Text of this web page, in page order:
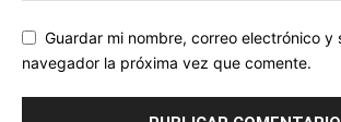
Guardar mi nombre, correo electrónico y
navegador la próxima vez que comente.